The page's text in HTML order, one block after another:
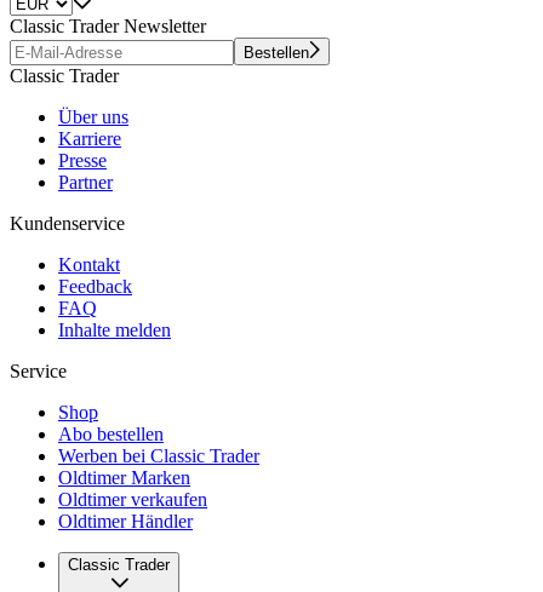
Classic Trader Newsletter
Bestellen
Classic Trader
Über uns
Karriere
Presse
Partner
Kundenservice
Kontakt
Feedback
FAQ
Inhalte melden
Service
Shop
Abo bestellen
Werben bei Classic Trader
Oldtimer Marken
Oldtimer verkaufen
Oldtimer Händler
Classic Trader